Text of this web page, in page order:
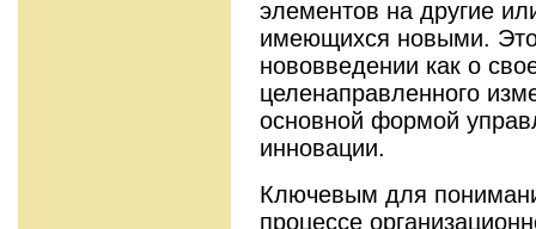
элементов на другие
имеющихся новыми. Это
нововведении как о
целенаправленного
основной формой
инновации.
Ключевым для
процессе